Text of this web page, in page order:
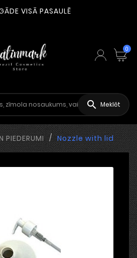
VISĀ PASAULĒ
0
 Meklēt
PIEDERUMI Nozzle with lid